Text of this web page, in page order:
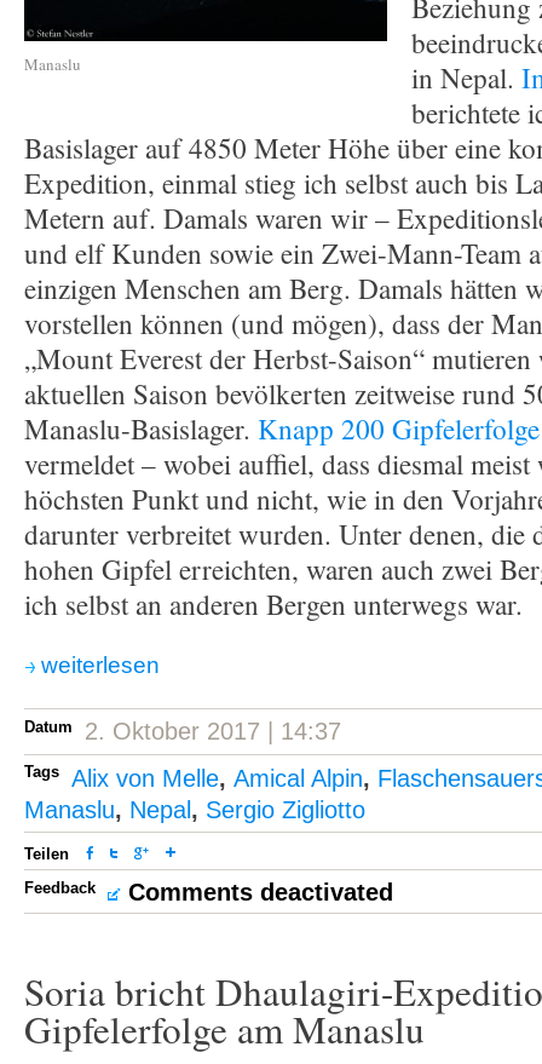
Manaslu
Beziehung
in Nepal.
berichtete
Basislager auf 4850 Meter Höhe über eine
Expedition, einmal stieg ich selbst auch bis
Metern auf. Damals waren wir –
und elf Kunden sowie ein Zwei-Mann-Team
einzigen Menschen am Berg. Damals hätten
vorstellen können (und mögen), dass der
„Mount Everest der Herbst-Saison“
aktuellen Saison bevölkerten zeitweise rund
Manaslu-Basislager. Knapp 200 Gipfelerfolge
vermeldet – wobei auffiel, dass diesmal
höchsten Punkt und nicht, wie in den
darunter verbreitet wurden. Unter denen, die
hohen Gipfel erreichten, waren auch zwei
ich selbst an anderen Bergen unterwegs war.
weiterlesen
Datum 2. Oktober 2017 | 14:37
Tags Alix von Melle, Amical Alpin,
Manaslu, Nepal , Sergio Zigliotto
Teilen
Feedback
Comments deactivated
Soria bricht Dhaulagiri-
Gipfelerfolge am Manaslu